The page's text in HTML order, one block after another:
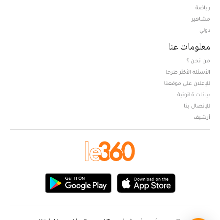
رياضة
مشاهير
دولي
معلومات عنا
من نحن ؟
الأسئلة الأكثر طرحا
للإعلان على موقعنا
بيانات قانونية
للإتصال بنا
أرشيف